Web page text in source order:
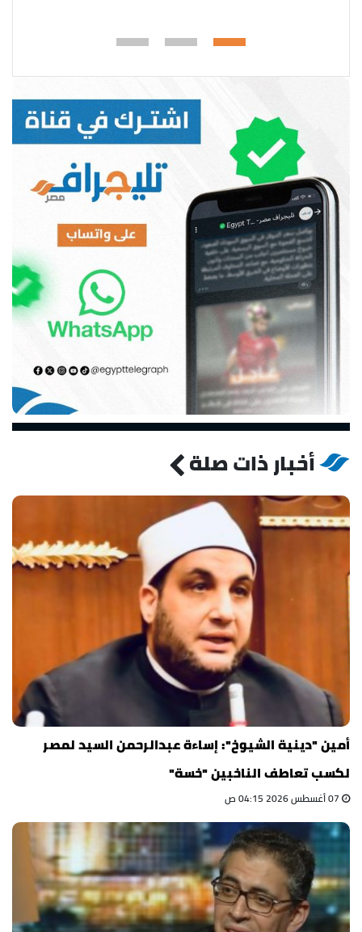
أخبار ذات صلة
أمين "دينية الشيوخ": إساءة عبدالرحمن السيد لمصر
لكسب تعاطف الناخبين "خسة"